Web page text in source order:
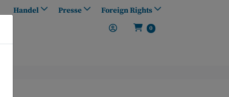
Handel Presse Foreign Rights
0